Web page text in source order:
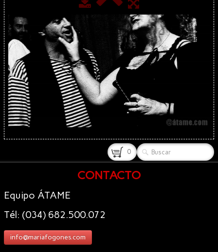
0
CONTACTO
Equipo ÁTAME
Tél: (034) 682.500.072
info@mariafogones.com